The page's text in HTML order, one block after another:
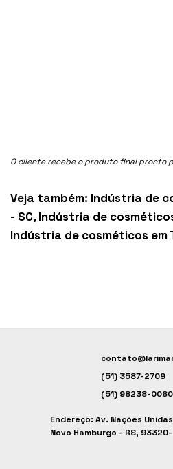
O cliente recebe o produto final pronto
Veja também: Indústria de
- SC, Indústria de
Indústria de cosméticos em
(51) 3587-2709
(51) 98238-0060
Endereço: Av. Nações
Novo Hamburgo - RS,